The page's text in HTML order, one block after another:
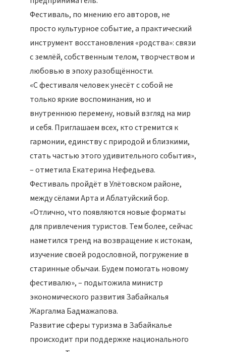
Фестиваль, по мнению его авторов, не
просто культурное событие, а практический
инструмент восстановления «родства»: связи
с землёй, собственным телом, творчеством и
любовью в эпоху разобщённости.
«С фестиваля человек унесёт с собой не
только яркие воспоминания, но и
внутреннюю перемену, новый взгляд на мир
и себя. Приглашаем всех, кто стремится к
гармонии, единству с природой и близкими,
стать частью этого удивительного события»,
– отметила Екатерина Нефедьева.
Фестиваль пройдёт в Улётовском районе,
между сёлами Арта и Аблатуйский бор.
«Отлично, что появляются новые форматы
для привлечения туристов. Тем более, сейчас
наметился тренд на возвращение к истокам,
изучение своей родословной, погружение в
старинные обычаи. Будем помогать новому
фестивалю», – подытожила министр
экономического развития Забайкалья
Жаргалма Бадмажапова.
Развитие сферы туризма в Забайкалье
происходит при поддержке национального